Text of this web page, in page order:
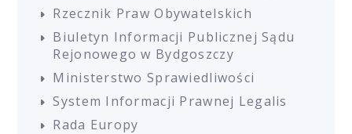
Rzecznik Praw Obywatelskich
Biuletyn Informacji Publicznej Sądu
Rejonowego w Bydgoszczy
Ministerstwo Sprawiedliwości
System Informacji Prawnej Legalis
Rada Europy